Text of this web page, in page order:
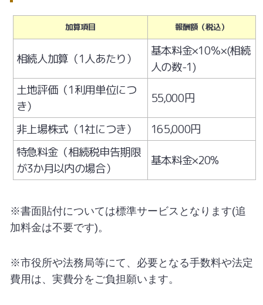
加算項目 報酬額（税込）
相続人加算（1人あたり）
基本料金×10％×(相続
人の数-1)
土地評価（1利用単位につ
き）
55,000円
非上場株式（1社につき）
165,000円
特急料金（相続税申告期限
が3か月以内の場合）
基本料金×20%
※書面貼付については標準サービスとなります(追
加料金は不要です)。
※市役所や法務局等にて、必要となる手数料や法定
費用は、実費分をご負担願います。